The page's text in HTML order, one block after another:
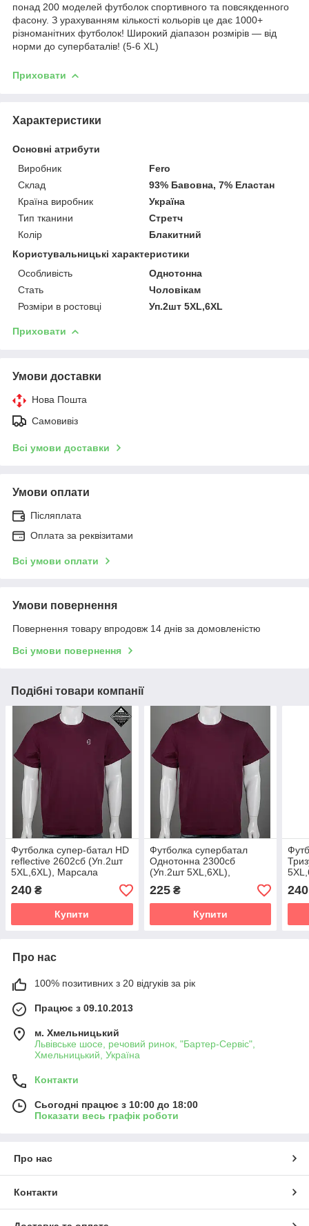
понад 200 моделей футболок спортивного та повсякденного
фасону. З урахуванням кількості кольорів це дає 1000+
різноманітних футболок! Широкий діапазон розмірів — від
норми до супербаталів! (5-6 XL)
Приховати
Характеристики
Основні атрибути
Виробник
Fero
Склад
93% Бавовна, 7% Еластан
Країна виробник
Україна
Тип тканини
Стретч
Колір
Блакитний
Користувальницькі характеристики
Особливість
Однотонна
Стать
Чоловікам
Розміри в ростовці
Уп.2шт 5XL,6XL
Приховати
Умови доставки
Нова Пошта
Самовивіз
Всі умови доставки
Умови оплати
Післяплата
Оплата за реквізитами
Всі умови оплати
Умови повернення
Повернення товару впродовж 14 днів за домовленістю
Всі умови повернення
Подібні товари компанії
Футболка супер-батал HD
reflective 2602сб (Уп.2шт
5XL,6XL), Марсала
240 ₴
Купити
Футболка супербатал
Однотонна 2300сб
(Уп.2шт 5XL,6XL),
Марсала
225₴
Купити
240
Про нас
100% позитивних з 20 відгуків за рік
Працює з 09.10.2013
м. Хмельницький
Львівське шосе, речовий ринок, "Бартер-Сервіс",
Хмельницький, Україна
Контакти
Сьогодні працює з 10:00 до 18:00
Показати весь графік роботи
Про нас
Контакти